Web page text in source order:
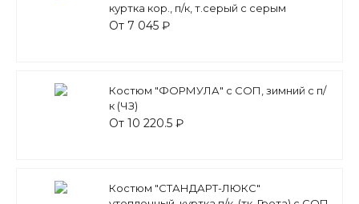
куртка кор., п/к, т.серый с серым
От 7 045 ₽
Костюм "ФОРМУЛА" с СОП, зимний с п/
к (ЧЗ)
От 10 220.5 ₽
Костюм "СТАНДАРТ-ЛЮКС"